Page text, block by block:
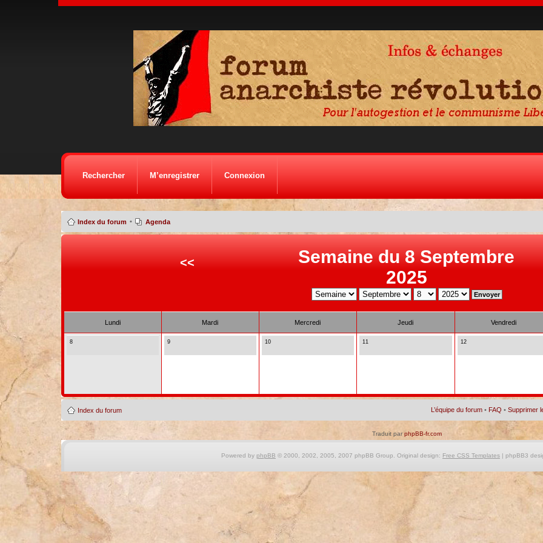
Rechercher M’enregistrer Connexion
Index du forum • Agenda
<<
Semaine du 8 Septembre
2025
Lundi Mardi Mercredi Jeudi Vendredi
8 9 10 11 12
Index du forum L’équipe du forum • FAQ •Supprimer
Traduit parphpBB-fr.com
Powered by phpBB © 2000, 2002, 2005, 2007 phpBB Group. Original design: Free CSS Templates| phpBB3